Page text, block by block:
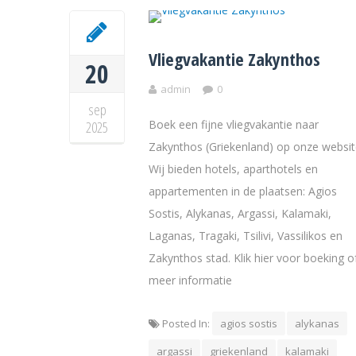
20
sep
2025
Vliegvakantie Zakynthos
admin 0
Boek een fijne vliegvakantie naar
Zakynthos (Griekenland) op onze
Wij bieden hotels, aparthotels en
appartementen in de plaatsen: Agios
Sostis, Alykanas, Argassi, Kalamaki,
Laganas, Tragaki, Tsilivi, Vassilikos en
Zakynthos stad. Klik hier voor boeking
meer informatie
Posted In: agios sostis
alykanas
argassi
griekenland kalamaki